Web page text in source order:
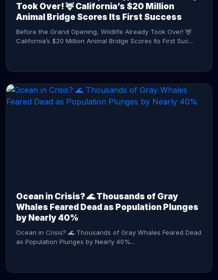
Took Over! 🦌 California’s $20 Million
Animal Bridge Scores Its First Success
Before the Grand Opening, Wildlife Already Took Over! 🦌
California’s $20 Million Animal Bridge Scores Its First Suc...
Ocean in Crisis? 🌊 Thousands of Gray
Whales Feared Dead as Population Plunges
by Nearly 40%
Ocean in Crisis? 🌊 Thousands of Gray Whales Feared Dead
as Population Plunges by Nearly 40%...